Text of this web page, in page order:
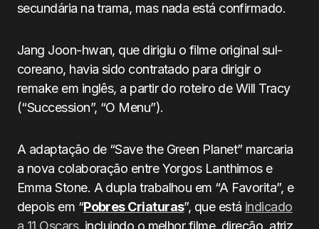
secundária na trama, mas nada está confirmado.
Jang Joon-hwan, que dirigiu o filme original sul-
coreano, havia sido contratado para dirigir o
remake em inglês, a partir do roteiro de Will Tracy
(“Succession”, “O Menu”).
A adaptação de “Save the Green Planet” marcaria
a nova colaboração entre Yorgos Lanthimos e
Emma Stone. A dupla trabalhou em “A Favorita”, e
depois em “Pobres Criaturas”, que está indicado
a 11 Oscars, incluindo o melhor filme, direção, atriz